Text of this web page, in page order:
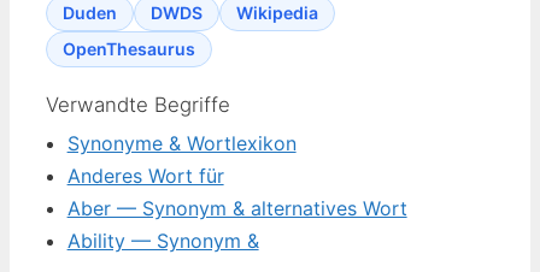
Duden DWDS
Wikipedia
OpenThesaurus
Verwandte Begriffe
Synonyme & Wortlexikon
Anderes Wort für
Aber — Synonym & alternatives Wort
Ability — Synonym &